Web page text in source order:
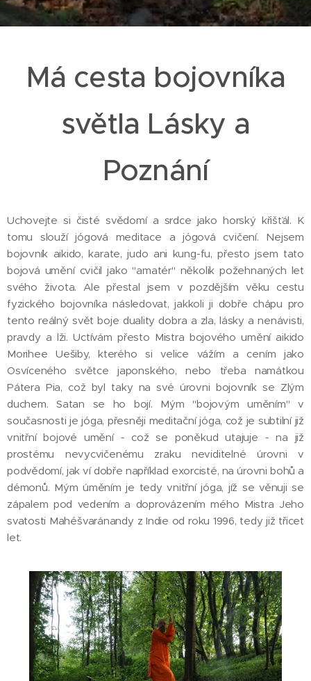
Má cesta bojovníka
světla Lásky a
Poznání
Uchovejte si čisté svědomí a srdce jako horský křišťál. K
tomu slouží jógová meditace a jógová cvičení. Nejsem
bojovník aikido, karate, judo ani kung-fu, přesto jsem tato
bojová umění cvičil jako "amatér" několik požehnaných let
svého života. Ale přestal jsem v pozdějším věku cestu
fyzického bojovníka následovat, jakkoli ji dobře chápu pro
tento reálný svět boje duality dobra a zla, lásky a nenávisti,
pravdy a lži. Uctívám přesto Mistra bojového umění aikido
Morihee Uešiby, kterého si velice vážím a cením jako
Osvíceného světce japonského, nebo třeba namátkou
Pátera Pia, což byl taky na své úrovni bojovník se Zlým
duchem. Satan se ho bojí. Mým "bojovým uměním" v
současnosti je jóga, přesněji meditační jóga, což je subtilní již
vnitřní bojové umění - což se poněkud utajuje - na již
prostému nevycvičenému zraku neviditelné úrovni v
podvědomí, jak ví dobře například exorcisté, na úrovni bohů a
démonů. Mým úměním je tedy vnitřní jóga, jíž se věnuji se
zápalem pod vedením a doprovázením mého Mistra Jeho
svatosti Mahéšvaránandy z Indie od roku 1996, tedy již třicet
let.